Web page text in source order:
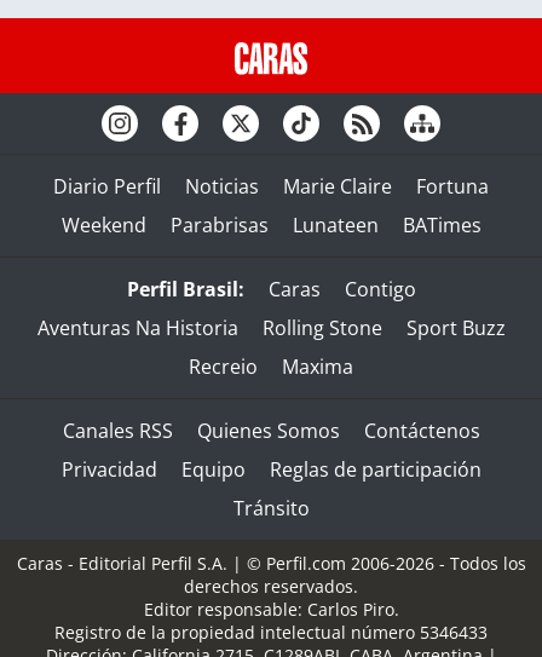
Diario Perfil Noticias Marie Claire
Fortuna
Weekend
Parabrisas Lunateen BATimes
Perfil Brasil: Caras
Contigo
Aventuras Na Historia
Rolling Stone
Sport Buzz
Recreio
Maxima
Canales RSS Quienes Somos
Contáctenos
Privacidad
Equipo
Reglas de participación
Tránsito
Caras - Editorial Perfil S.A. | © Perfil.com 2006-2026 - Todos los
derechos reservados.
Editor responsable: Carlos Piro.
Registro de la propiedad intelectual número 5346433